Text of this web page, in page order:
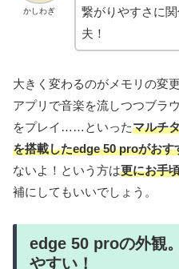
かしわぎ
繋がりやすさに
夫！
大きく変わるのがメモリの変
アプリで音楽を流しつつブラ
をプレイ……といったマルチ
を搭載したedge 50 proがおす
ないよ！という方は更にお手
補にしてもいいでしょう。
edge 50 proの外観
やすい！